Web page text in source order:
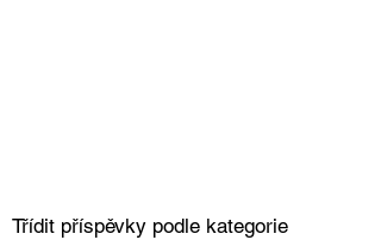
Třídit příspěvky podle kategorie